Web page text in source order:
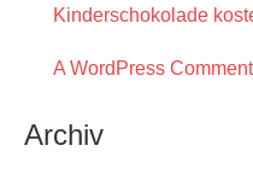
Kinderschokolade
A WordPress
Archiv